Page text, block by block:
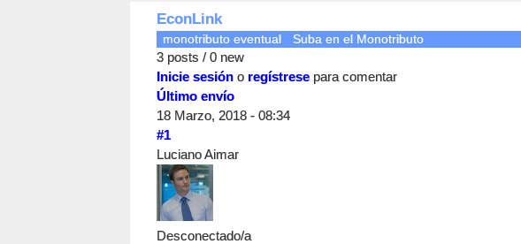
EconLink
monotributo eventual Suba en el Monotributo
3 posts / 0 new
Inicie sesión o regístrese para comentar
Último envío
18 Marzo, 2018 - 08:34
#1
Luciano Aimar
Desconectado/a